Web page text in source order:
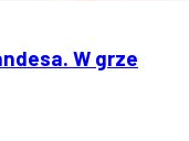
W grze